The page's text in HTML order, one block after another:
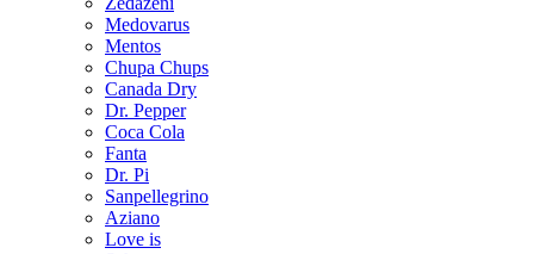
Medovarus
Mentos
Chupa Chups
Canada Dry
Dr. Pepper
Coca Cola
Fanta
Dr. Pi
Sanpellegrino
Aziano
Love is